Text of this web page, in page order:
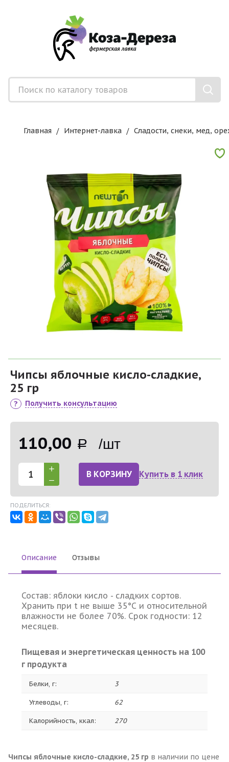
Главная Интернет-лавка Сладости, снеки, мед,
Чипсы яблочные кисло-сладкие,
25 гр
Получить консультацию
110,00 Р /шт
В КОРЗИНУ Купить в 1 клик
ПОДЕЛИТЬСЯ:
Описание Отзывы
Состав: яблоки кисло - сладких сортов.
Хранить при t не выше 35°С и относительной
влажности не более 70%. Срок годности: 12
месяцев.
Пищевая и энергетическая ценность на 100
г продукта
Белки, г: 3
Углеводы, г: 62
Калорийность, ккал: 270
Чипсы яблочные кисло-сладкие, 25 гр в наличии по цене